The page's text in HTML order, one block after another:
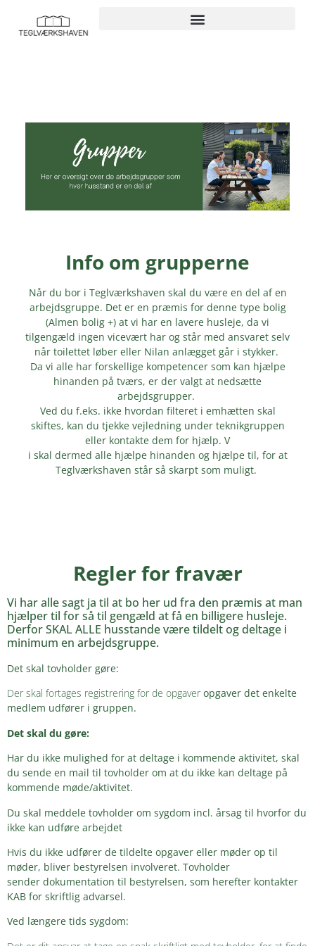
Info om grupperne
Når du bor i Teglværkshaven skal du være en del af en
arbejdsgruppe. Det er en præmis for denne type bolig
(Almen bolig +) at vi har en lavere husleje, da vi
tilgengæld ingen vicevært har og står med ansvaret selv
når toilettet løber eller Nilan anlægget går i stykker.
Da vi alle har forskellige kompetencer som kan hjælpe
hinanden på tværs, er der valgt at nedsætte
arbejdsgrupper.
Ved du f.eks. ikke hvordan filteret i emhætten skal
skiftes, kan du tjekke vejledning under teknikgruppen
eller kontakte dem for hjælp. V
i skal dermed alle hjælpe hinanden og hjælpe til, for at
Teglværkshaven står så skarpt som muligt.
Regler for fravær
Vi har alle sagt ja til at bo her ud fra den præmis at man
hjælper til for så til gengæld at få en billigere husleje.
Derfor SKAL ALLE husstande være tildelt og deltage i
minimum en arbejdsgruppe.
Det skal tovholder gøre:
Der skal fortages registrering for de opgaveropgaver det enkelte
medlem udfører i gruppen.
Det skal du gøre:
Har du ikke mulighed for at deltage i kommende aktivitet, skal
du sende en mail til tovholder om at du ikke kan deltage på
kommende møde/aktivitet.
Du skal meddele tovholder om sygdom incl. årsag til hvorfor du
ikke kan udføre arbejdet
Hvis du ikke udfører de tildelte opgaver eller møder op til
møder, bliver bestyrelsen involveret. Tovholder
sender dokumentation til bestyrelsen, som herefter kontakter
KAB for skriftlig advarsel.
Ved længere tids sygdom: